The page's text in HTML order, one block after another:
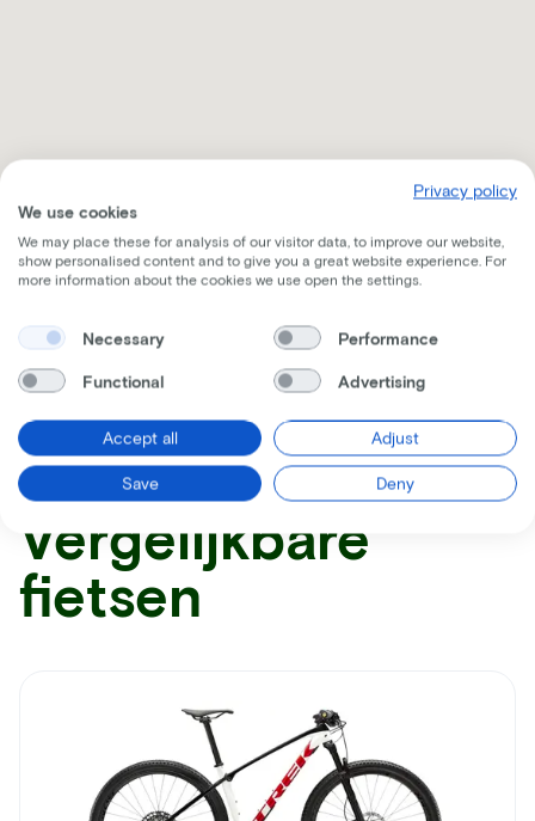
Ontvang alle nodige informatie per mail
Vergelijkbare
fietsen
Privacy policy
We use cookies
We may place these for analysis of our visitor data, to improve our website,
show personalised content and to give you a great website experience. For
more information about the cookies we use open the settings.
Necessary Performance
Functional Advertising
Accept all Adjust
Save Deny